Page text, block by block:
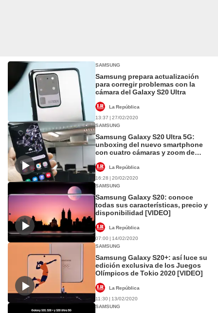
SAMSUNG
Samsung prepara actualización
para corregir problemas con la
cámara del Galaxy S20 Ultra
La República
13:37 | 27/02/2020
SAMSUNG
Samsung Galaxy S20 Ultra 5G:
unboxing del nuevo smartphone
con cuatro cámaras y zoom de
La República
16:28 | 20/02/2020
SAMSUNG
Samsung Galaxy S20: conoce
todas sus características, precio y
disponibilidad [VIDEO]
La República
07:00 | 14/02/2020
SAMSUNG
Samsung Galaxy S20+: así luce su
edición exclusiva de los Juegos
Olímpicos de Tokio 2020 [VIDEO]
La República
11:30 | 13/02/2020
SAMSUNG